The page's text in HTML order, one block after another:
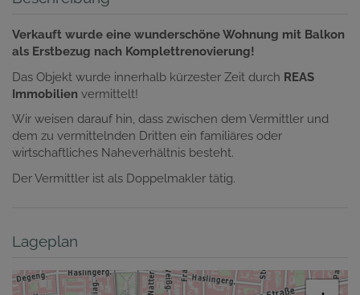
Verkauft wurde eine wunderschöne Wohnung mit Balkon
als Erstbezug nach Komplettrenovierung!
Das Objekt wurde innerhalb kürzester Zeit durch REAS
Immobilien vermittelt!
Wir weisen darauf hin, dass zwischen dem Vermittler und
dem zu vermittelnden Dritten ein familiäres oder
wirtschaftliches Naheverhältnis besteht.
Der Vermittler ist als Doppelmakler tätig.
Lageplan